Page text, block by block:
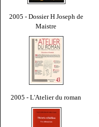
2005 - Dossier H Joseph de
Maistre
2005 - L'Atelier du roman